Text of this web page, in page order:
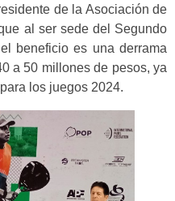
de la Asociación de
al ser sede del Segundo
beneficio es una derrama
a 50 millones de pesos, ya
los juegos 2024.